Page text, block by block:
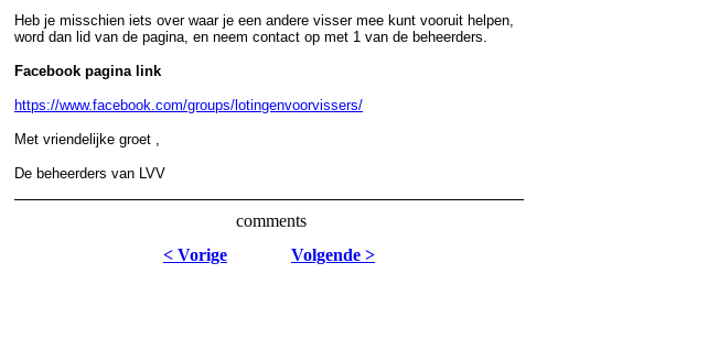
Heb je misschien iets over waar je een andere visser mee kunt vooruit helpen,
word dan lid van de pagina, en neem contact op met 1 van de beheerders.
Facebook pagina link
https://www.facebook.com/groups/lotingenvoorvissers/
Met vriendelijke groet ,
De beheerders van LVV
comments
< Vorige
Volgende >